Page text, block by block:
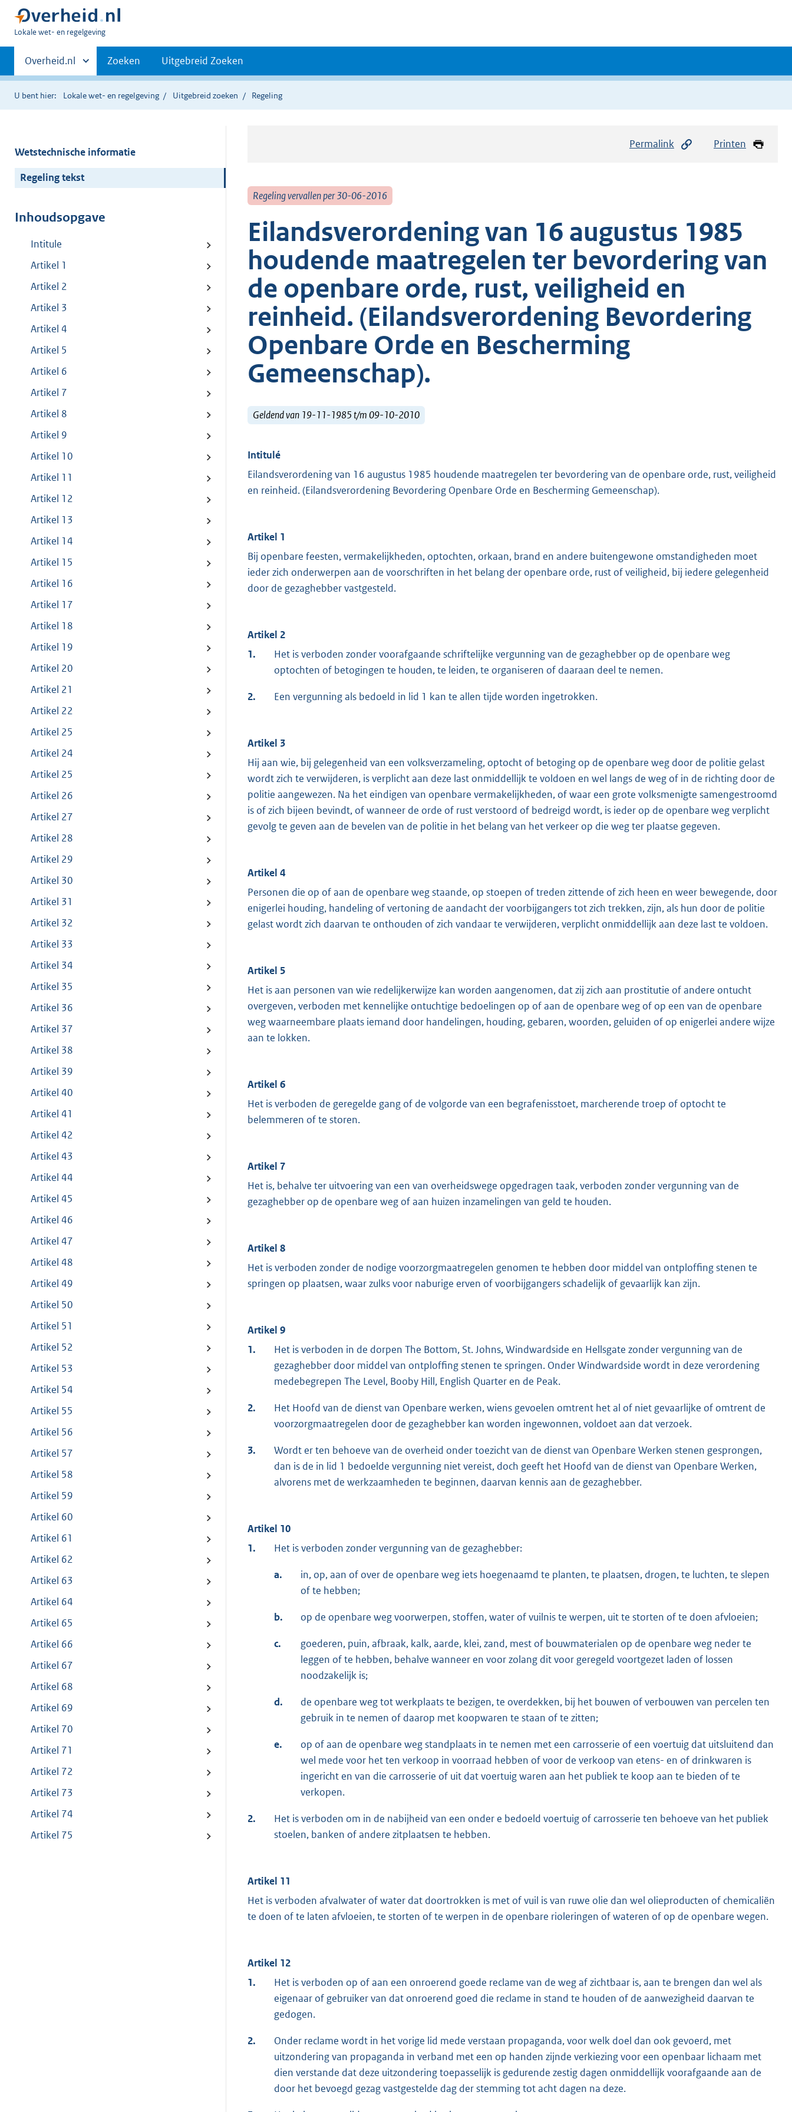
U
hier:
Lokale wet- en regelgeving
Primaire
navigatie
Andere
sites
binnen
Overheid.nl Zoeken Uitgebreid Zoeken
U bent hier: Lokale wet- en regelgeving Uitgebreid zoeken Regeling
Wetstechnische informatie
Regeling tekst
Inhoudsopgave
Intitule
Artikel 1
Artikel 2
Artikel 3
Artikel 4
Artikel 5
Artikel 6
Artikel 7
Artikel 8
Artikel 9
Artikel 10
Artikel 11
Artikel 12
Artikel 13
Artikel 14
Artikel 15
Artikel 16
Artikel 17
Artikel 18
Artikel 19
Artikel 20
Artikel 21
Artikel 22
Artikel 25
Artikel 24
Artikel 25
Artikel 26
Artikel 27
Artikel 28
Artikel 29
Artikel 30
Artikel 31
Artikel 32
Artikel 33
Artikel 34
Artikel 35
Artikel 36
Artikel 37
Artikel 38
Artikel 39
Artikel 40
Artikel 41
Artikel 42
Artikel 43
Artikel 44
Artikel 45
Artikel 46
Artikel 47
Artikel 48
Artikel 49
Artikel 50
Artikel 51
Artikel 52
Artikel 53
Artikel 54
Artikel 55
Artikel 56
Artikel 57
Artikel 58
Artikel 59
Artikel 60
Artikel 61
Artikel 62
Artikel 63
Artikel 64
Artikel 65
Artikel 66
Artikel 67
Artikel 68
Artikel 69
Artikel 70
Artikel 71
Artikel 72
Artikel 73
Artikel 74
Artikel 75
Permalink Printen
Regeling vervallen per 30-06-2016
Eilandsverordening van 16 augustus 1985
houdende maatregelen ter bevordering van
de openbare orde, rust, veiligheid en
reinheid. (Eilandsverordening Bevordering
Openbare Orde en Bescherming
Gemeenschap).
Geldend van 19-11-1985 t/m 09-10-2010
Intitulé
Eilandsverordening van 16 augustus 1985 houdende maatregelen ter bevordering van de openbare orde, rust, veiligheid
en reinheid. (Eilandsverordening Bevordering Openbare Orde en Bescherming Gemeenschap).
Artikel 1
Bij openbare feesten, vermakelijkheden, optochten, orkaan, brand en andere buitengewone omstandigheden moet
ieder zich onderwerpen aan de voorschriften in het belang der openbare orde, rust of veiligheid, bij iedere gelegenheid
door de gezaghebber vastgesteld.
Artikel 2
1.
Het is verboden zonder voorafgaande schriftelijke vergunning van de gezaghebber op de openbare weg
optochten of betogingen te houden, te leiden, te organiseren of daaraan deel te nemen.
2. Een vergunning als bedoeld in lid 1 kan te allen tijde worden ingetrokken.
Artikel 3
Hij aan wie, bij gelegenheid van een volksverzameling, optocht of betoging op de openbare weg door de politie gelast
wordt zich te verwijderen, is verplicht aan deze last onmiddellijk te voldoen en wel langs de weg of in de richting door de
politie aangewezen. Na het eindigen van openbare vermakelijkheden, of waar een grote volksmenigte samengestroomd
is of zich bijeen bevindt, of wanneer de orde of rust verstoord of bedreigd wordt, is ieder op de openbare weg verplicht
gevolg te geven aan de bevelen van de politie in het belang van het verkeer op die weg ter plaatse gegeven.
Artikel 4
Personen die op of aan de openbare weg staande, op stoepen of treden zittende of zich heen en weer bewegende, door
enigerlei houding, handeling of vertoning de aandacht der voorbijgangers tot zich trekken, zijn, als hun door de politie
gelast wordt zich daarvan te onthouden of zich vandaar te verwijderen, verplicht onmiddellijk aan deze last te voldoen.
Artikel 5
Het is aan personen van wie redelijkerwijze kan worden aangenomen, dat zij zich aan prostitutie of andere ontucht
overgeven, verboden met kennelijke ontuchtige bedoelingen op of aan de openbare weg of op een van de openbare
weg waarneembare plaats iemand door handelingen, houding, gebaren, woorden, geluiden of op enigerlei andere wijze
aan te lokken.
Artikel 6
Het is verboden de geregelde gang of de volgorde van een begrafenisstoet, marcherende troep of optocht te
belemmeren of te storen.
Artikel 7
Het is, behalve ter uitvoering van een van overheidswege opgedragen taak, verboden zonder vergunning van de
gezaghebber op de openbare weg of aan huizen inzamelingen van geld te houden.
Artikel 8
Het is verboden zonder de nodige voorzorgmaatregelen genomen te hebben door middel van ontploffing stenen te
springen op plaatsen, waar zulks voor naburige erven of voorbijgangers schadelijk of gevaarlijk kan zijn.
Artikel 9
1.
Het is verboden in de dorpen The Bottom, St. Johns, Windwardside en Hellsgate zonder vergunning van de
gezaghebber door middel van ontploffing stenen te springen. Onder Windwardside wordt in deze verordening
medebegrepen The Level, Booby Hill, English Quarter en de Peak.
2.
Het Hoofd van de dienst van Openbare werken, wiens gevoelen omtrent het al of niet gevaarlijke of omtrent de
voorzorgmaatregelen door de gezaghebber kan worden ingewonnen, voldoet aan dat verzoek.
3.
Wordt er ten behoeve van de overheid onder toezicht van de dienst van Openbare Werken stenen gesprongen,
dan is de in lid 1 bedoelde vergunning niet vereist, doch geeft het Hoofd van de dienst van Openbare Werken,
alvorens met de werkzaamheden te beginnen, daarvan kennis aan de gezaghebber.
Artikel 10
1.
Het is verboden zonder vergunning van de gezaghebber:
a.
in, op, aan of over de openbare weg iets hoegenaamd te planten, te plaatsen, drogen, te luchten, te slepen
of te hebben;
b. op de openbare weg voorwerpen, stoffen, water of vuilnis te werpen, uit te storten of te doen afvloeien;
c.
goederen, puin, afbraak, kalk, aarde, klei, zand, mest of bouwmaterialen op de openbare weg neder te
leggen of te hebben, behalve wanneer en voor zolang dit voor geregeld voortgezet laden of lossen
noodzakelijk is;
d.
de openbare weg tot werkplaats te bezigen, te overdekken, bij het bouwen of verbouwen van percelen ten
gebruik in te nemen of daarop met koopwaren te staan of te zitten;
e.
op of aan de openbare weg standplaats in te nemen met een carrosserie of een voertuig dat uitsluitend dan
wel mede voor het ten verkoop in voorraad hebben of voor de verkoop van etens- en of drinkwaren is
ingericht en van die carrosserie of uit dat voertuig waren aan het publiek te koop aan te bieden of te
verkopen.
2.
Het is verboden om in de nabijheid van een onder e bedoeld voertuig of carrosserie ten behoeve van het publiek
stoelen, banken of andere zitplaatsen te hebben.
Artikel 11
Het is verboden afvalwater of water dat doortrokken is met of vuil is van ruwe olie dan wel olieproducten of chemicaliën
te doen of te laten afvloeien, te storten of te werpen in de openbare rioleringen of wateren of op de openbare wegen.
Artikel 12
1.
Het is verboden op of aan een onroerend goede reclame van de weg af zichtbaar is, aan te brengen dan wel als
eigenaar of gebruiker van dat onroerend goed die reclame in stand te houden of de aanwezigheid daarvan te
gedogen.
2.
Onder reclame wordt in het vorige lid mede verstaan propaganda, voor welk doel dan ook gevoerd, met
uitzondering van propaganda in verband met een op handen zijnde verkiezing voor een openbaar lichaam met
dien verstande dat deze uitzondering toepasselijk is gedurende zestig dagen onmiddellijk voorafgaande aan de
door het bevoegd gezag vastgestelde dag der stemming tot acht dagen na deze.